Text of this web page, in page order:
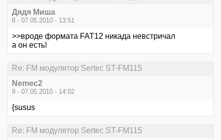
Дядя Миша
8 - 07.05.2010 - 13:51
>>вроде формата FAT12 никада невстричал
а он есть!
Re: FM модулятор Sertec ST-FM115
Nemec2
9 - 07.05.2010 - 14:02
{susus
Re: FM модулятор Sertec ST-FM115